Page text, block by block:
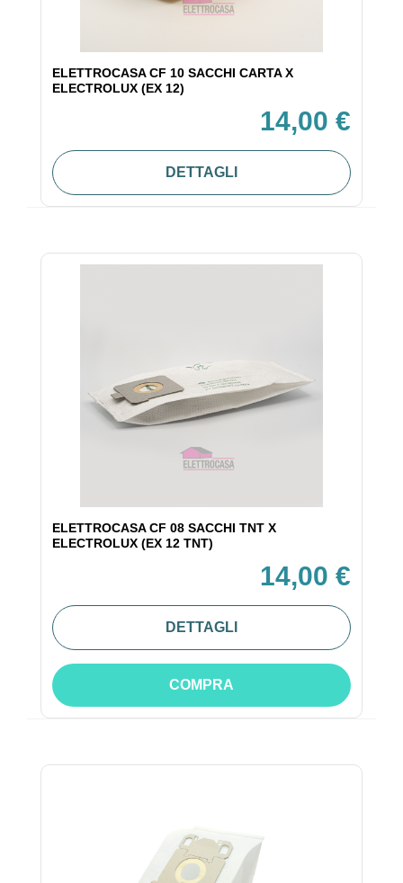
ELETTROCASA CF 10 SACCHI CARTA X
ELECTROLUX (EX 12)
14,00 €
DETTAGLI
ELETTROCASA CF 08 SACCHI TNT X
ELECTROLUX (EX 12 TNT)
14,00 €
DETTAGLI
COMPRA